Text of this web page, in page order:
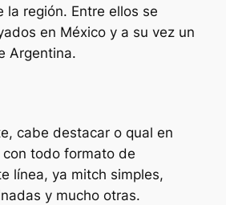
la región. Entre ellos se
en México y a su vez un
Argentina.
cabe destacar o qual en
todo formato de
línea, ya mitch simples,
y mucho otras.